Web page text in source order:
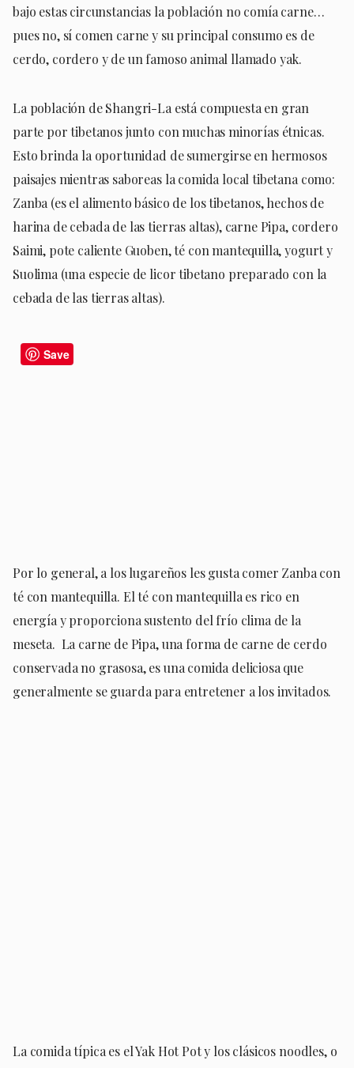
bajo estas circunstancias la población no comía carne…
pues no, sí comen carne y su principal consumo es de
cerdo, cordero y de un famoso animal llamado yak.
La población de Shangri-La está compuesta en gran
parte por tibetanos junto con muchas minorías étnicas.
Esto brinda la oportunidad de sumergirse en hermosos
paisajes mientras saboreas la comida local tibetana como:
Zanba (es el alimento básico de los tibetanos, hechos de
harina de cebada de las tierras altas), carne Pipa, cordero
Saimi, pote caliente Guoben, té con mantequilla, yogurt y
Suolima (una especie de licor tibetano preparado con la
cebada de las tierras altas).
Por lo general, a los lugareños les gusta comer Zanba con
té con mantequilla. El té con mantequilla es rico en
energía y proporciona sustento del frío clima de la
meseta. La carne de Pipa, una forma de carne de cerdo
conservada no grasosa, es una comida deliciosa que
generalmente se guarda para entretener a los invitados.
La comida típica es el Yak Hot Pot y los clásicos noodles, o
Save